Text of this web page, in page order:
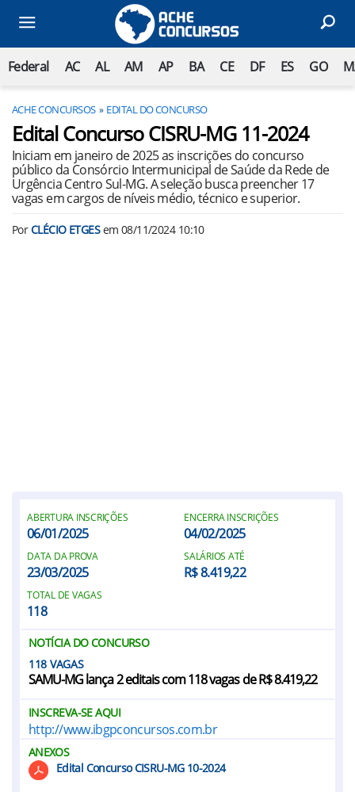
Federal AC AL AM AP BA CE DF ES GO
ACHE CONCURSOS EDITAL DO CONCURSO
Edital Concurso CISRU-MG 11-2024
Iniciam em janeiro de 2025 as inscrições do concurso
público da Consórcio Intermunicipal de Saúde da Rede de
Urgência Centro Sul-MG. A seleção busca preencher 17
vagas em cargos de níveis médio, técnico e superior.
PorCLÉCIO ETGESem 08/11/2024 10:10
ABERTURA INSCRIÇÕES
06/01/2025
ENCERRA INSCRIÇÕES
04/02/2025
DATA DA PROVA
23/03/2025
SALÁRIOS ATÉ
R$ 8.419,22
TOTAL DE VAGAS
118
NOTÍCIA DO CONCURSO
118
SAMU-MG lança 2 editais com 118 vagas de R$ 8.419,22
INSCREVA-SE AQUI
http://www.ibgpconcursos.com.br
ANEXOS
Edital Concurso CISRU-MG 10-2024